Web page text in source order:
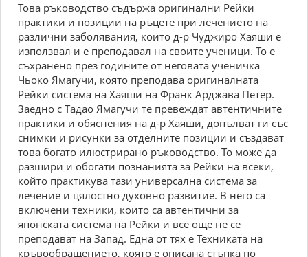
Това ръководство съдържа оригинални Рейки
практики и позиции на ръцете при лечението на
различни заболявания, които д-р Чуджиро Хаяши е
използвал и е преподавал на своите ученици. То е
съхранено през годините от неговата ученичка
Чьоко Ямагучи, която преподава оригиналната
Рейки система на Хаяши на Франк Арджава Петер.
Заедно с Тадао Ямагучи те превеждат автентичните
практики и обяснения на д-р Хаяши, допълват ги със
снимки и рисунки за отделните позиции и създават
това богато илюстрирано ръководство. То може да
разшири и обогати познанията за Рейки на всеки,
който практикува тази универсална система за
лечение и цялостно духовно развитие. В него са
включени техники, които са автентични за
японската система на Рейки и все още не се
преподават на Запад. Една от тях е Техниката на
кръвообращението, която е описана стъпка по